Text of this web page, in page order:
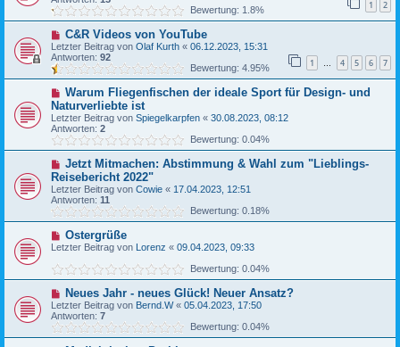
1 2
Bewertung: 1.8%
C&R Videos von YouTube
Letzter Beitrag von Olaf Kurth « 06.12.2023, 15:31
Antworten: 92 1 … 4 5 6 7
Bewertung: 4.95%
Warum Fliegenfischen der ideale Sport für Design- und
Naturverliebte ist
Letzter Beitrag von Spiegelkarpfen « 30.08.2023, 08:12
Antworten: 2
Bewertung: 0.04%
Jetzt Mitmachen: Abstimmung & Wahl zum "Lieblings-
Reisebericht 2022"
Letzter Beitrag von Cowie « 17.04.2023, 12:51
Antworten: 11
Bewertung: 0.18%
Ostergrüße
Letzter Beitrag von Lorenz « 09.04.2023, 09:33
Bewertung: 0.04%
Neues Jahr - neues Glück! Neuer Ansatz?
Letzter Beitrag von Bernd.W« 05.04.2023, 17:50
Antworten: 7
Bewertung: 0.04%